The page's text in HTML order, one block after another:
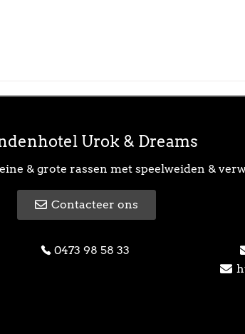
Urok & Dreams
& grote rassen met speelweiden &
Contacteer ons
0473 98 58 33